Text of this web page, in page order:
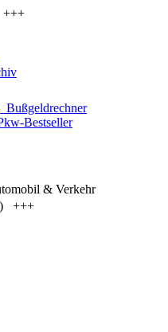
+++
Bußgeldrechner
Bestseller
& Verkehr
+++